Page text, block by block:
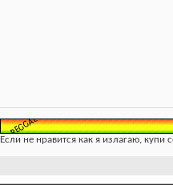
Если не нравится как я излагаю, купи